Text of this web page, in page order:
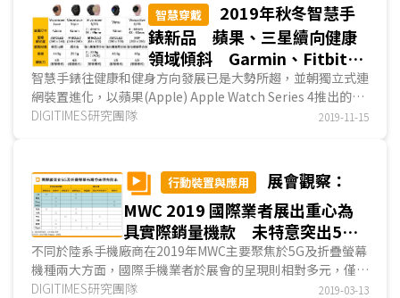
智慧穿戴
2019年秋冬智慧手
錶新品 蘋果、三星續向健康
領域傾斜 Garmin、Fitbit兼
顧更多生活場景
智慧手錶往健康和健身方向發展已是大勢所趨，並朝獨立式連
網裝置進化，以蘋果(Apple) Apple Watch Series 4推出的
eSIM版為代表，DIGITIMES Research觀察主要智慧手錶業者
DIGITIMES研究團隊 2019-11-15
行動裝置與應用
展會觀察：
MWC 2019 國際業者展出重心為
具實際銷量機款 未特意突出5G
或折疊螢幕技術
不同於陸系手機廠商在2019年MWC主要聚焦於5G及折疊螢幕
機種兩大方面，國際手機業者於展會的呈現則相對多元，僅三
星同時推出5G手機及折疊螢幕手機、樂金發表與展出5G機
DIGITIMES研究團隊 2019-03-13